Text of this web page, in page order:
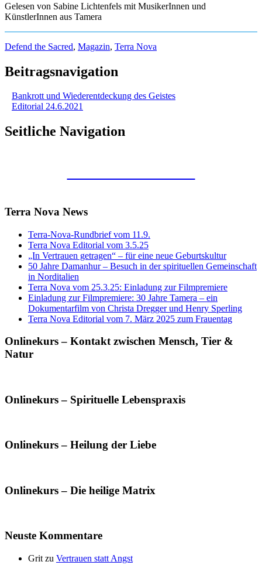
Gelesen von Sabine Lichtenfels mit MusikerInnen und
KünstlerInnen aus Tamera
Defend the Sacred, Magazin, Terra Nova
Beitragsnavigation
Bankrott und Wiederentdeckung des Geistes
Editorial 24.6.2021
Seitliche Navigation
Terra Nova News
Terra-Nova-Rundbrief vom 11.9.
Terra Nova Editorial vom 3.5.25
„In Vertrauen getragen“ – für eine neue Geburtskultur
50 Jahre Damanhur – Besuch in der spirituellen Gemeinschaft
in Norditalien
Terra Nova vom 25.3.25: Einladung zur Filmpremiere
Einladung zur Filmpremiere: 30 Jahre Tamera – ein
Dokumentarfilm von Christa Dregger und Henry Sperling
Terra Nova Editorial vom 7. März 2025 zum Frauentag
Onlinekurs – Kontakt zwischen Mensch, Tier &
Natur
Onlinekurs – Spirituelle Lebenspraxis
Onlinekurs – Heilung der Liebe
Onlinekurs – Die heilige Matrix
Neuste Kommentare
Grit zu Vertrauen statt Angst